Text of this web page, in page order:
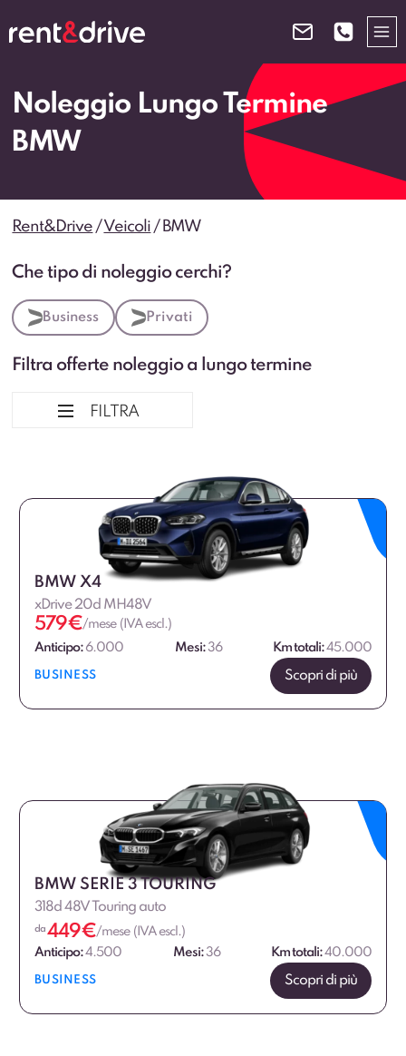
al
Noleggio Lungo Termine
BMW
Rent&Drive /Veicoli / BMW
Che tipo di noleggio cerchi?
Business Privati
Filtra offerte noleggio a lungo termine
FILTRA
Tipologia veicolo
Alimentazione
Fascia di prezzo
€
BMW X4
xDrive 20d MH48V
579€/mese (IVA escl.)
Anticipo:6.000 Mesi:36 Km totali:45.000
BUSINESS Scopri di più
BMW SERIE 3 TOURING
318d 48V Touring auto
da 449€/mese (IVA escl.)
Anticipo:4.500 Mesi:36 Km totali:40.000
BUSINESS Scopri di più